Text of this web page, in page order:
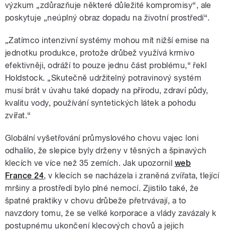
výzkum „zdůrazňuje některé důležité kompromisy“, ale
poskytuje „neúplný obraz dopadu na životní prostředí“.
„Zatímco intenzivní systémy mohou mít nižší emise na
jednotku produkce, protože drůbež využívá krmivo
efektivněji, odráží to pouze jednu část problému,“ řekl
Holdstock. „Skutečně udržitelný potravinový systém
musí brát v úvahu také dopady na přírodu, zdraví půdy,
kvalitu vody, používání syntetických látek a pohodu
zvířat.“
Globální vyšetřování průmyslového chovu vajec loni
odhalilo, že slepice byly drženy v těsných a špinavých
klecích ve více než 35 zemích. Jak upozornil web
France 24, v klecích se nacházela i zraněná zvířata, tlející
mršiny a prostředí bylo plné nemocí. Zjistilo také, že
špatné praktiky v chovu drůbeže přetrvávají, a to
navzdory tomu, že se velké korporace a vlády zavázaly k
postupnému ukončení klecových chovů a jejich